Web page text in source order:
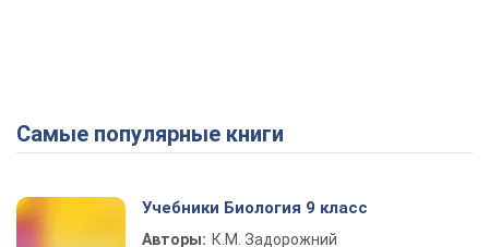
Самые популярные книги
Учебники Биология 9 класс
Авторы: К.М. Задорожний